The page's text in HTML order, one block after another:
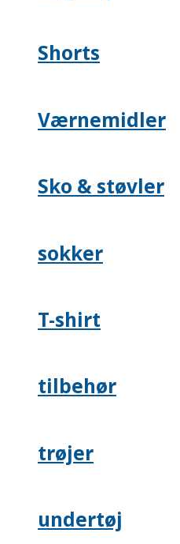
Shorts
Værnemidler
Sko & støvler
sokker
T-shirt
tilbehør
trøjer
undertøj